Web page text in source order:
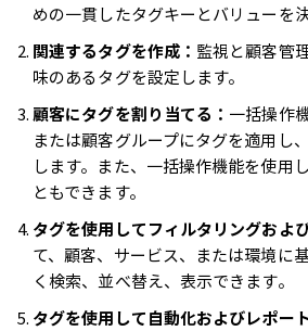
めの一貫したタグキーとバリューを
関連するタグを作成： 監視と顧客管
味のあるタグを設定します。
顧客にタグを割り当てる： 一括操作
または顧客グループにタグを適用し
します。また、一括操作機能を使用
ともできます。
タグを使用してフィルタリングおよ
て、顧客、サービス、または環境に
く検索、並べ替え、表示できます。
タグを使用して自動化およびレポー